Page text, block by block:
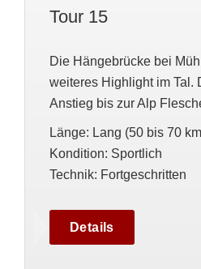
Tour 15
Die Hängebrücke bei
weiteres Highlight im Tal.
Anstieg bis zur Alp
Länge: Lang (50 bis 70
Kondition: Sportlich
Technik: Fortgeschritten
Details